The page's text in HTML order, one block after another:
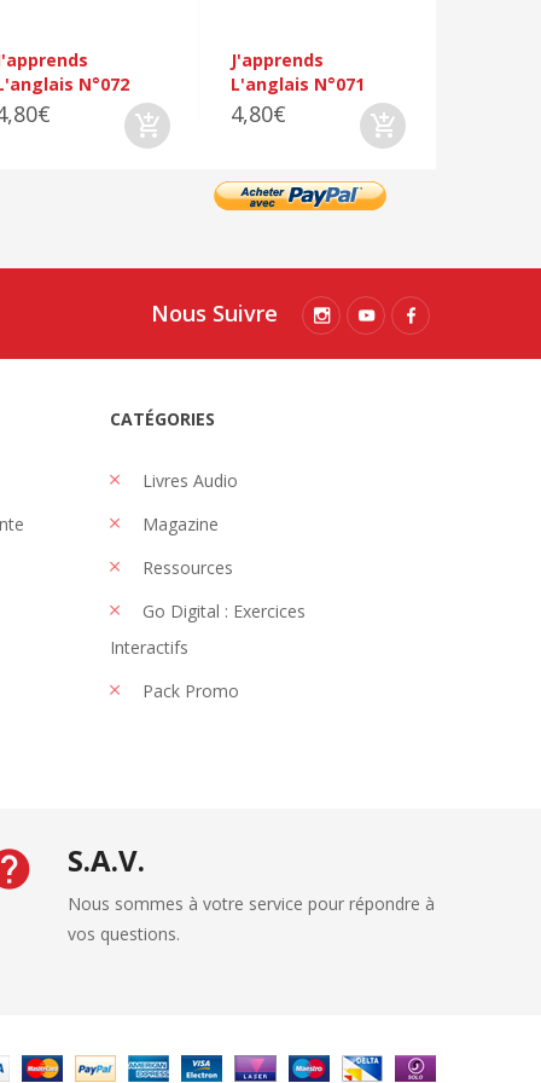
N°072
J'apprends
L'anglais N°071
4,80€
Nous Suivre
CATÉGORIES
Livres Audio
Magazine
Ressources
Go Digital : Exercices
Interactifs
Pack Promo
S.A.V.
Nous sommes à votre service pour répondre à
vos questions.